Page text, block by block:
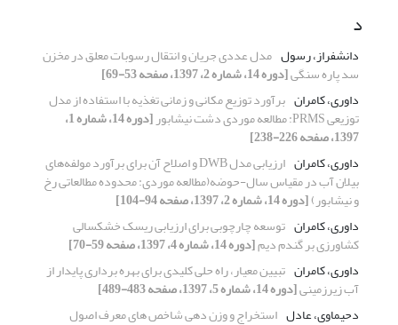
د
دانشفراز، رسول مدل عددی جریان و انتقال رسوبات معلق در مخزن
سد پاره سنگی[دوره 14، شماره 2، 1397، صفحه 53-69]
داوری، کامران برآورد توزیع مکانی و زمانی تغذیه با استفاده از مدل
توزیعی PRMS: مطالعه موردی دشت نیشابور [دوره 14، شماره 1،
1397، صفحه 226-238]
داوری، کامران
ارزیابی مدل DWB و اصلاح آن برای برآورد مولفه‌های
بیلان آب در مقیاس سال-حوضه(مطالعه موردی: محدوده مطالعاتی رخ
و نیشابور)[دوره 14، شماره 2، 1397، صفحه 94-104]
داوری، کامران توسعه چارچوبی برای ارزیابی ریسک خشکسالی
کشاورزی بر گندم دیم[دوره 14، شماره 4، 1397، صفحه 59-70]
داوری، کامران تبیین معیار، راه حلی کلیدی‏ برای بهره‏ برداری پایدار از
آب‏ زیرزمینی[دوره 14، شماره 5، 1397، صفحه 483-489]
دحیماوی، عادل استخراج و وزن دهی شاخص های معرف اصول